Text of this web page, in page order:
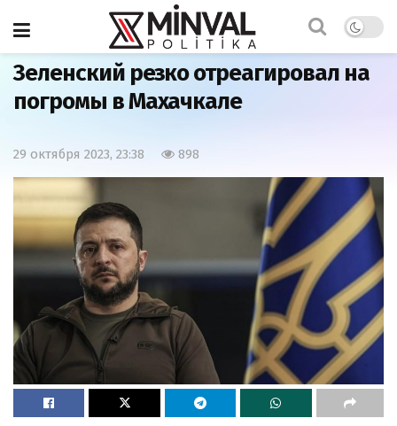
Главная
Зеленский резко отреагировал на
погромы в Махачкале
29 октября 2023, 23:38 898